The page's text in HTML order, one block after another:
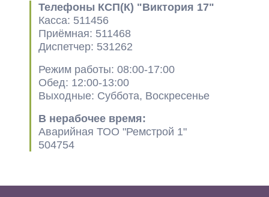
Телефоны КСП(К) "Виктория 17"
Касса: 511456
Приёмная: 511468
Диспетчер: 531262
Режим работы: 08:00-17:00
Обед: 12:00-13:00
Выходные: Суббота, Воскресенье
В нерабочее время:
Аварийная ТОО "Ремстрой 1"
504754